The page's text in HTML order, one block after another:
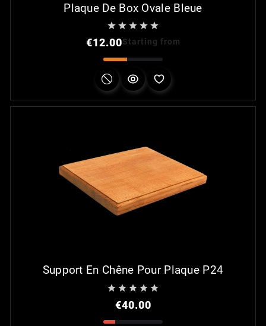
Plaque De Box Ovale Bleue
    
€12.00Starting from
Support En Chêne Pour Plaque P24
    
€40.00Price